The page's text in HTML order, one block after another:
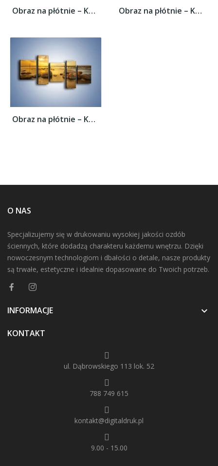
Obraz na płótnie – Kamienie duże i małe –... Obraz na płótnie – Kamienie duże i małe –...
Obraz na płótnie – Kamienie duże i małe –...
O NAS
Specjalizujemy się w drukowaniu wysokiej jakości ozdób
ściennych, które dodadzą charakteru każdemu wnętrzu. Dzięki
nowoczesnym technologiom i dbałości o detale, nasze produkty
są trwałe, estetyczne i idealnie dopasowane do Twoich potrzeb.
INFORMACJE 
KONTAKT
ul. Dąbrowskiego 113 lok. 52
788 749 615
kontakt@digitaldruk.pl
9.00 - 15.00